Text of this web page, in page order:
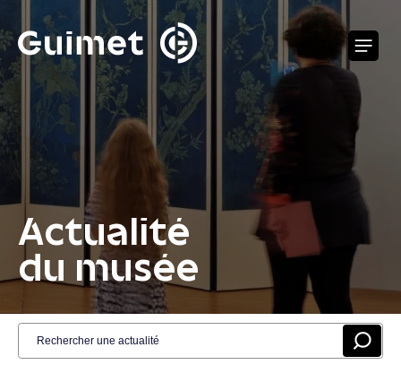
Actualité
du musée
Panneau de gestion des cookies